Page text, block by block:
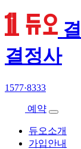
결정사
1577·8333
예약
듀오소개
가입안내